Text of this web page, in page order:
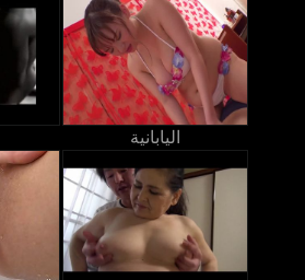
اليابانية